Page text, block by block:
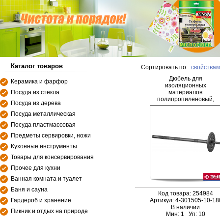
Каталог товаров
Керамика и фарфор
Посуда из стекла
Посуда из дерева
Посуда металлическая
Посуда пластмассовая
Предметы сервировки, ножи
Кухонные инструменты
Товары для консервирования
Прочее для кухни
Ванная комната и туалет
Баня и сауна
Гардероб и хранение
Пикник и отдых на природе
Сортировать по: свойствам
Дюбель для
изоляционных
материалов
полипропиленовый,
пластиковый стержень,
Код товара: 254984
Артикул: 4-301505-10-
В наличии
Мин: 1 Уп: 10